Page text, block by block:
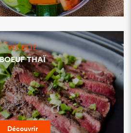
RECETTE
THAÏ
Découvrir